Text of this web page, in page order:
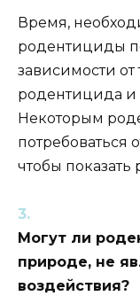
Время,
родентициды
зависимости
родентицида и
Некоторым
потребоваться
чтобы показать
Могут ли
природе, не
воздействия?